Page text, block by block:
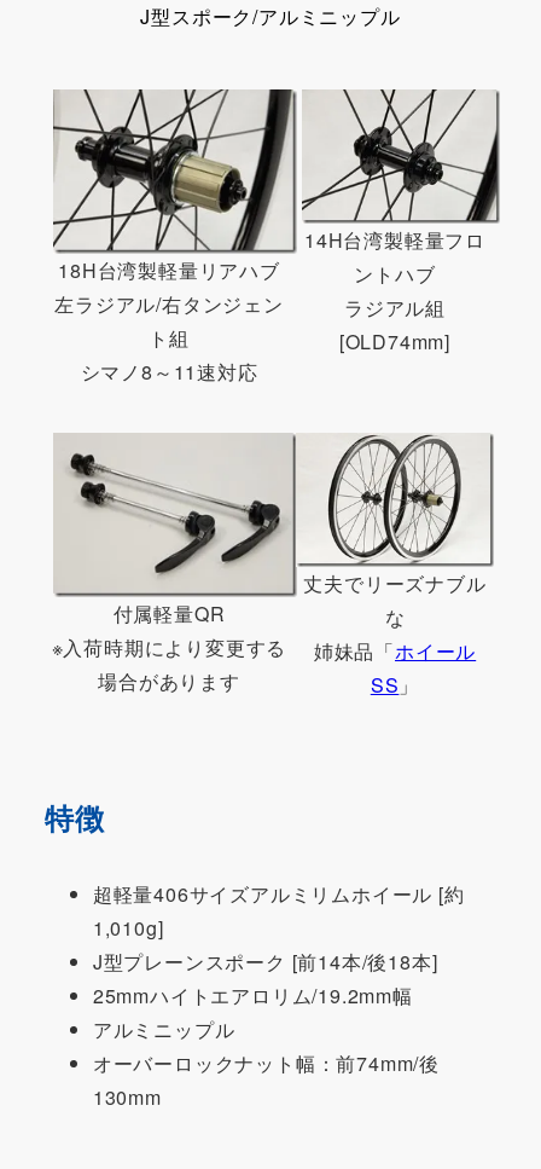
J型スポーク/アルミニップル
18H台湾製軽量リアハブ
左ラジアル/右タンジェン
ト組
シマノ8～11速対応
14H台湾製軽量フロ
ントハブ
ラジアル組
[OLD74mm]
付属軽量QR
※入荷時期により変更する
場合があります
丈夫でリーズナブル
な
姉妹品「ホイール
SS 」
特徴
超軽量406サイズアルミリムホイール [約
1,010g]
J型プレーンスポーク [前14本/後18本]
25mmハイトエアロリム/19.2mm幅
アルミニップル
オーバーロックナット幅：前74mm/後
130mm